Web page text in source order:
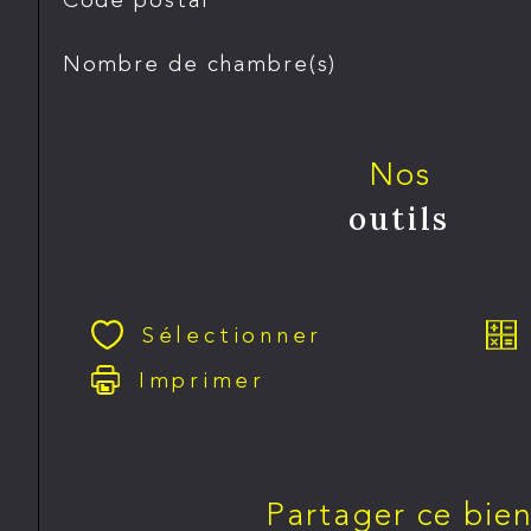
Nombre de chambre(s)
Nos
outils
Sélectionner
Imprimer
Partager ce bien